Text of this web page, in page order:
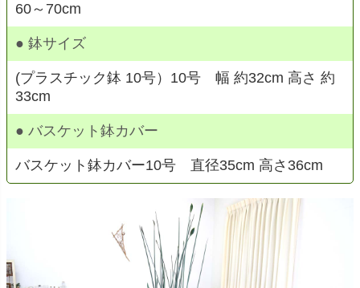
60～70cm
● 鉢サイズ
(プラスチック鉢 10号）10号 幅 約32cm 高さ 約
33cm
● バスケット鉢カバー
バスケット鉢カバー10号 直径35cm 高さ36cm